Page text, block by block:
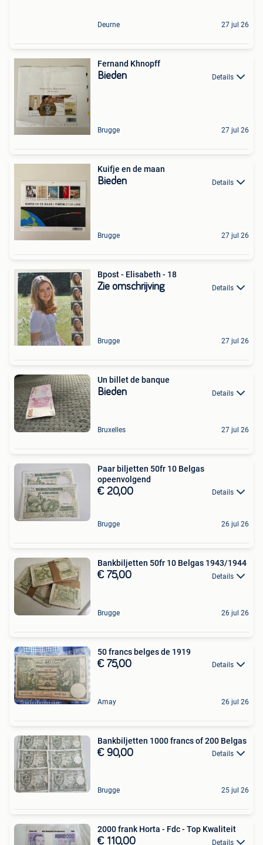
Deurne 27 jul 26
Fernand Khnopff
Bieden Details
Brugge 27 jul 26
Kuifje en de maan
Bieden Details
Brugge 27 jul 26
Bpost - Elisabeth - 18
Zie omschrijving Details
Brugge 27 jul 26
Un billet de banque
Bieden Details
Bruxelles 27 jul 26
Paar biljetten 50fr 10 Belgas
opeenvolgend
€ 20,00 Details
Brugge 26 jul 26
Bankbiljetten 50fr 10 Belgas 1943/1944
€ 75,00 Details
Brugge 26 jul 26
50 francs belges de 1919
€ 75,00 Details
Amay 26 jul 26
Bankbiljetten 1000 francs of 200 Belgas
€ 90,00 Details
Brugge 25 jul 26
2000 frank Horta - Fdc - Top Kwaliteit
€ 110,00 Details